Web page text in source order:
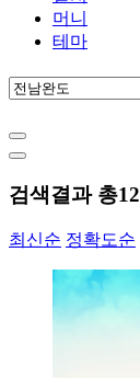
머니
테마
검색결과 총12
최신순 정확도순